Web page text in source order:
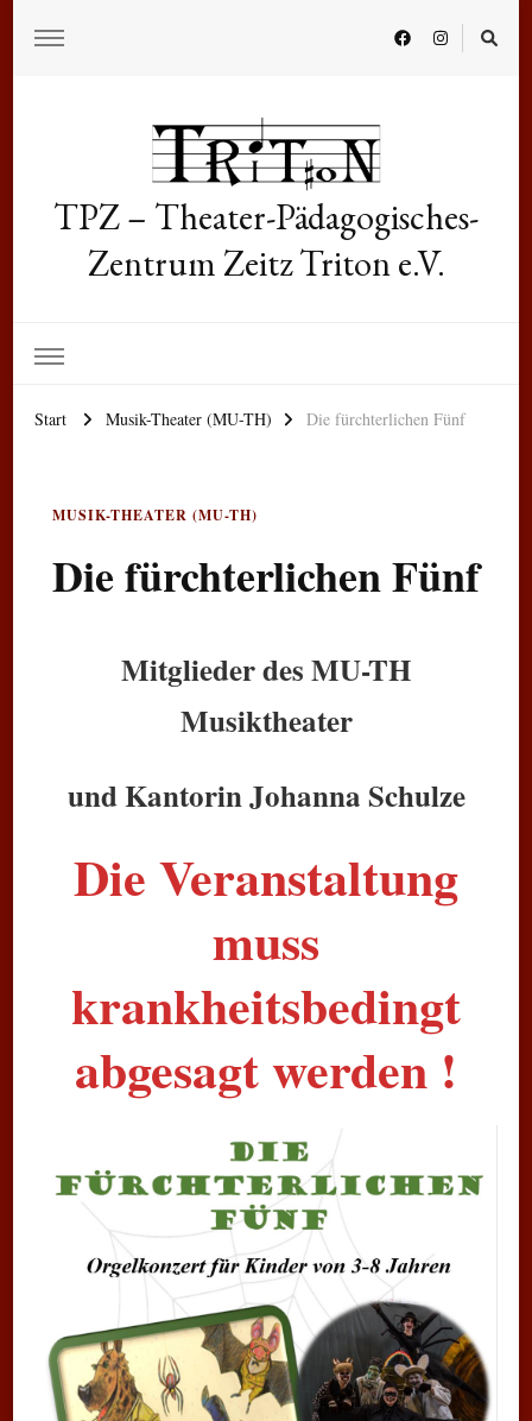
TPZ – Theater-Pädagogisches-
Zentrum Zeitz Triton e.V.
Start Musik-Theater (MU-TH) Die fürchterlichen Fünf
MUSIK-THEATER (MU-TH)
Die fürchterlichen Fünf
Mitglieder des MU-TH
Musiktheater
und Kantorin Johanna Schulze
Die Veranstaltung
muss
krankheitsbedingt
abgesagt werden !